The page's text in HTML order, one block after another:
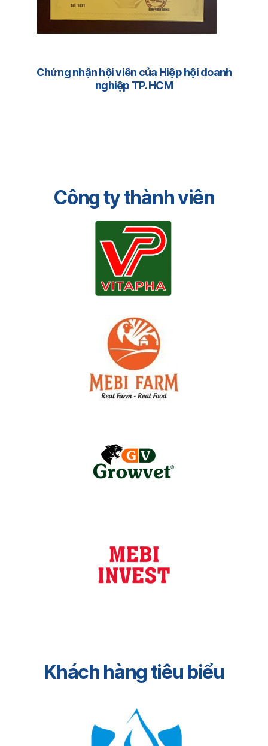
Chứng nhận hội viên của Hiệp hội doanh
nghiệp TP. HCM
Công ty thành viên
Khách hàng tiêu biểu